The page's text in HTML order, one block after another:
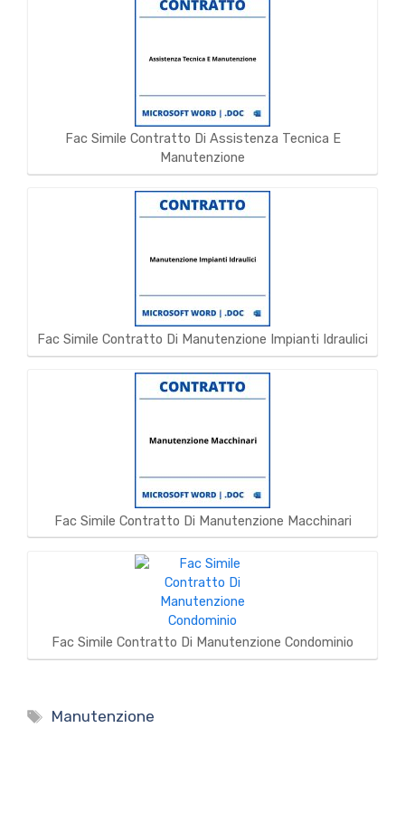
Fac Simile Contratto Di Assistenza Tecnica E
Manutenzione
Fac Simile Contratto Di Manutenzione Impianti Idraulici
Fac Simile Contratto Di Manutenzione Macchinari
Fac Simile Contratto Di Manutenzione Condominio
Tag
Manutenzione